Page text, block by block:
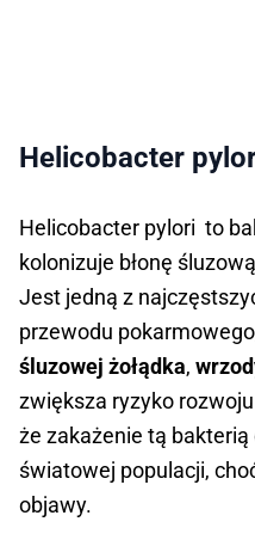
Helicobacter
Helicobacter pylori to
kolonizuje błonę
Jest jedną z
przewodu
śluzowej żołądka,
zwiększa ryzyko
że zakażenie tą bakterią
światowej populacji,
objawy.